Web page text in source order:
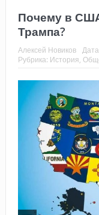
Почему в
Трампа?
Алексей Новиков
Рубрика: История,